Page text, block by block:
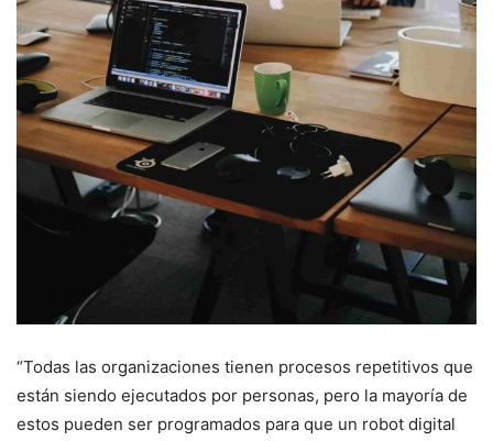
“Todas las organizaciones tienen procesos repetitivos que
están siendo ejecutados por personas, pero la mayoría de
estos pueden ser programados para que un robot digital